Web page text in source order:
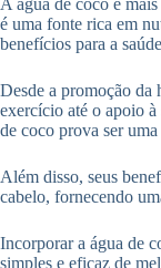
é uma fonte rica em
benefícios para a
Desde a promoção da
exercício até o apoio à
de coco prova ser
Além disso, seus
cabelo, fornecendo
Incorporar a água de
simples e eficaz de